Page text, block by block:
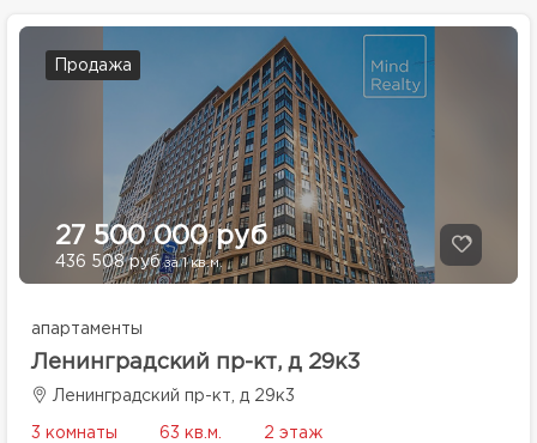
Продажа
27 500 000 руб
436 508 рубза 1 кв.м.
апартаменты
Ленинградский пр-кт, д 29к3
Ленинградский пр-кт, д 29к3
3 комнаты 63 кв.м. 2 этаж